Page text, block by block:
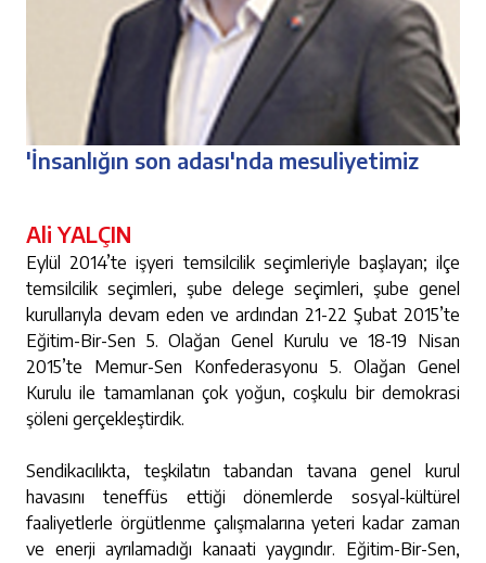
'İnsanlığın son adası'nda mesuliyetimiz
Ali YALÇIN
Eylül 2014’te işyeri temsilcilik seçimleriyle başlayan; ilçe
temsilcilik seçimleri, şube delege seçimleri, şube genel
kurullarıyla devam eden ve ardından 21-22 Şubat 2015’te
Eğitim-Bir-Sen 5. Olağan Genel Kurulu ve 18-19 Nisan
2015’te Memur-Sen Konfederasyonu 5. Olağan Genel
Kurulu ile tamamlanan çok yoğun, coşkulu bir demokrasi
şöleni gerçekleştirdik.
Sendikacılıkta, teşkilatın tabandan tavana genel kurul
havasını teneffüs ettiği dönemlerde sosyal-kültürel
faaliyetlerle örgütlenme çalışmalarına yeteri kadar zaman
ve enerji ayrılamadığı kanaati yaygındır. Eğitim-Bir-Sen,